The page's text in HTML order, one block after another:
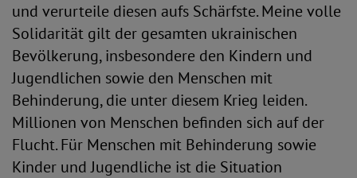
und verurteile diesen aufs Schärfste. Meine volle
Solidarität gilt der gesamten ukrainischen
Bevölkerung, insbesondere den Kindern und
Jugendlichen sowie den Menschen mit
Behinderung, die unter diesem Krieg leiden.
Millionen von Menschen befinden sich auf der
Flucht. Für Menschen mit Behinderung sowie
Kinder und Jugendliche ist die Situation